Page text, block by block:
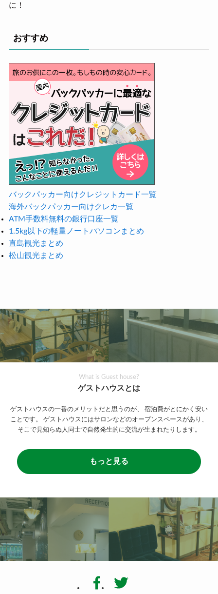
に！
おすすめ
バックパッカー向けクレジットカード一覧
海外バックパッカー向けクレカ一覧
ATM手数料無料の銀行口座一覧
1.5kg以下の軽量ノートパソコンまとめ
直島観光まとめ
松山観光まとめ
What is Guest house?
ゲストハウスとは
ゲストハウスの一番のメリットだと思うのが、
宿泊費がとにかく安い
ことです。
ゲストハウスにはサロンなどのオープンスペースがあり、
そこで見知らぬ人同士で自然発生的に交流が生まれたりします。
もっと見る